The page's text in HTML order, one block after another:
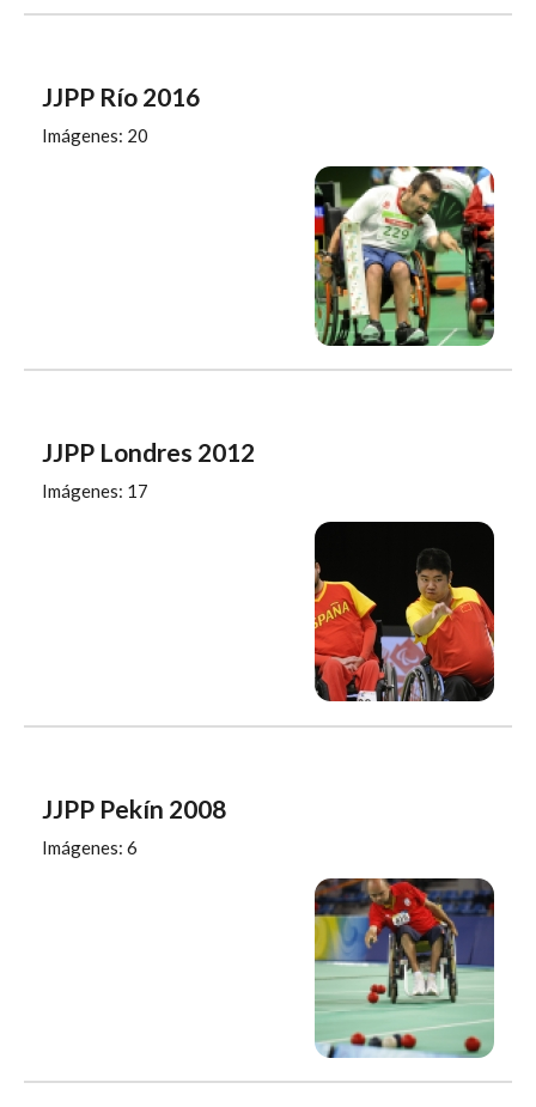
JJPP Río 2016
Imágenes: 20
JJPP Londres 2012
Imágenes: 17
JJPP Pekín 2008
Imágenes: 6